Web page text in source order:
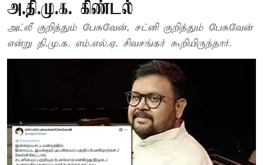
அ.தி.மு.க. கிண்டல்
அட்லீ குறித்தும் பேசுவேன், சட்னி குறித்தும் பேசுவேன்
என்று தி.மு.க. எம்.எல்.ஏ. சிவசங்கர் கூறியிருந்தார்.